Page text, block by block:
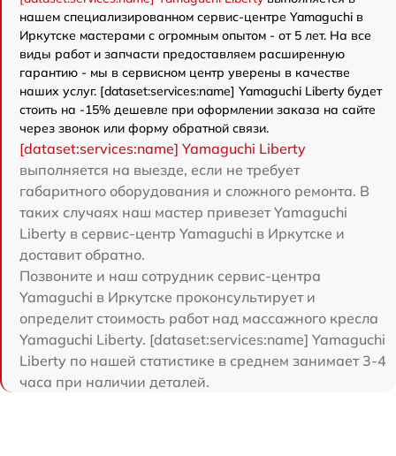
нашем специализированном сервис-центре Yamaguchi в
Иркутске мастерами с огромным опытом - от 5 лет. На все
виды работ и запчасти предоставляем расширенную
гарантию - мы в сервисном центр уверены в качестве
наших услуг. [dataset:services:name] Yamaguchi Liberty будет
стоить на -15% дешевле при оформлении заказа на сайте
через звонок или форму обратной связи.
[dataset:services:name] Yamaguchi Liberty
выполняется на выезде, если не требует
габаритного оборудования и сложного ремонта. В
таких случаях наш мастер привезет Yamaguchi
Liberty в сервис-центр Yamaguchi в Иркутске и
доставит обратно.
Позвоните и наш сотрудник сервис-центра
Yamaguchi в Иркутске проконсультирует и
определит стоимость работ над массажного кресла
Yamaguchi Liberty. [dataset:services:name] Yamaguchi
Liberty по нашей статистике в среднем занимает 3-4
часа при наличии деталей.